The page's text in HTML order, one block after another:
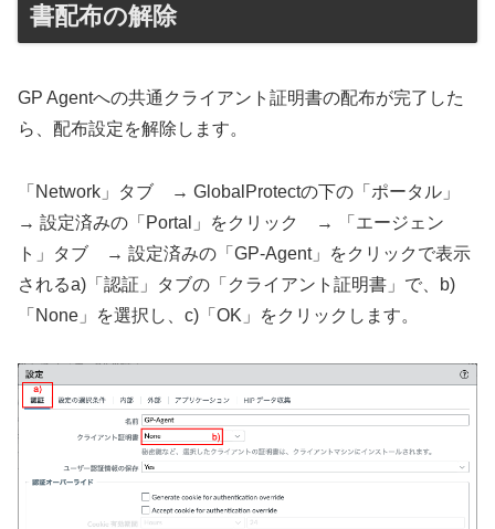
書配布の解除
GP Agentへの共通クライアント証明書の配布が完了した
ら、配布設定を解除します。
「Network」タブ → GlobalProtectの下の「ポータル」
→ 設定済みの「Portal」をクリック → 「エージェン
ト」タブ → 設定済みの「GP-Agent」をクリックで表示
されるa)「認証」タブの「クライアント証明書」で、b)
「None」を選択し、c)「OK」をクリックします。